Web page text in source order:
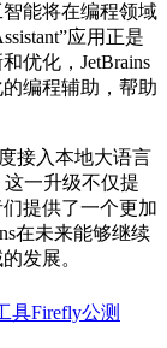
能将在编程领域
应用正是
优化，JetBrains
编程辅助，帮助
接入本地大语言
这一升级不仅提
提供了一个更加
在未来能够继续
发展。
具Firefly公测